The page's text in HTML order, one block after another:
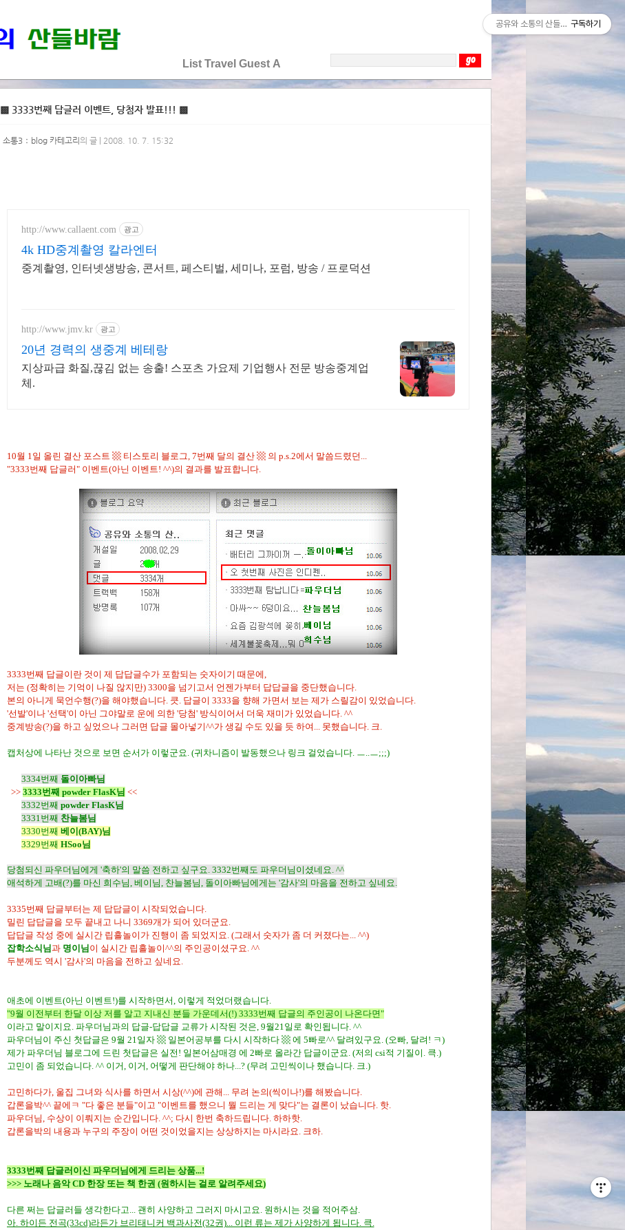
List Travel Guest A
▩ 3333번째 답글러 이벤트, 당첨자 발표!!! ▩
소통3：blog 카테고리 의 글 | 2008. 10. 7. 15:32
http://www.callaent.com 광고
4k HD중계촬영 칼라엔터
중계촬영, 인터넷생방송, 콘서트, 페스티벌, 세미나, 포럼, 방송 / 프로덕션
http://www.jmv.kr 광고
20년 경력의 생중계 베테랑
지상파급 화질,끊김 없는 송출! 스포츠 가요제 기업행사 전문 방송중계업
체.
10월 1일 올린 결산 포스트 ▩ 티스토리 블로그, 7번째 달의 결산 ▩의 p.s.2에서 말씀드렸던...
"3333번째 답글러" 이벤트(아닌 이벤트! ^^)의 결과를 발표합니다.
3333번째 답글이란 것이 제 답답글수가 포함되는 숫자이기 때문에,
저는 (정확히는 기억이 나질 않지만) 3300을 넘기고서 언젠가부터 답답글을 중단했습니다.
본의 아니게 묵언수행(?)을 해야했습니다. 큿. 답글이 3333을 향해 가면서 보는 제가 스릴감이 있었습니다.
'선발'이나 '선택'이 아닌 그야말로 운에 의한 '당첨' 방식이어서 더욱 재미가 있었습니다. ^^
중계방송(?)을 하고 싶었으나 그러면 답글 몰아넣기^^가 생길 수도 있을 듯 하여... 못했습니다. 크.
캡처상에 나타난 것으로 보면 순서가 이렇군요. (귀차니즘이 발동했으나 링크 걸었습니다. ㅡ..ㅡ;;;)
3334번째 돌이아빠님
>> 3333번째 powder FlasK님 <<
3332번째 powder FlasK님
3331번째 찬늘봄님
3330번째 베이(BAY)님
3329번째 HSoo님
당첨되신 파우더님에게 '축하'의 말씀 전하고 싶구요. 3332번째도 파우더님이셨네요. ^^
애석하게 고배(?)를 마신 희수님, 베이님, 찬늘봄님, 돌이아빠님에게는 '감사'의 마음을 전하고 싶네요.
3335번째 답글부터는 제 답답글이 시작되었습니다.
밀린 답답글을 모두 끝내고 나니 3369개가 되어 있더군요.
답답글 작성 중에 실시간 립흘놀이가 진행이 좀 되었지요. (그래서 숫자가 좀 더 커졌다는... ^^)
잡학소식님 과 명이님 이 실시간 립흘놀이^^의 주인공이셨구요. ^^
두분께도 역시 '감사'의 마음을 전하고 싶네요.
애초에 이벤트(아닌 이벤트!)를 시작하면서, 이렇게 적었더랬습니다.
"9월 이전부터 한달 이상 저를 알고 지내신 분들 가운데서(!) 3333번째 답글의 주인공이 나온다면"
이라고 말이지요. 파우더님과의 답글-답답글 교류가 시작된 것은, 9월21일로 확인됩니다. ^^
파우더님이 주신 첫답글은 9월 21일자 ▩ 일본어공부를 다시 시작하다 ▩에 5빠로^^ 달려있구요. (오빠, 달려! ㅋ)
제가 파우더님 블로그에 드린 첫답글은 실전! 일본어삼매경 에 2빠로 올라간 답글이군요. (저의 csi적 기질이. 큭.)
고민이 좀 되었습니다. ^^ 이거, 이거, 어떻게 판단해야 하나...? (무려 고민씩이나 했습니다. 크.)
고민하다가, 울집 그녀와 식사를 하면서 시상(^^)에 관해... 무려 논의(씩이나!)를 해봤습니다.
갑론을박^^ 끝에ㅋ "다 좋은 분들"이고 "이벤트를 했으니 뭘 드리는 게 맞다"는 결론이 났습니다. 핫.
파우더님, 수상이 이뤄지는 순간입니다. ^^; 다시 한번 축하드립니다. 하하핫.
갑론을박의 내용과 누구의 주장이 어떤 것이었을지는 상상하지는 마시라요. 크하.
3333번째 답글러이신 파우더님에게 드리는 상품...!
>>> 노래나 음악 CD 한장 또는 책 한권 (원하시는 걸로 알려주세요)
다른 쩌는 답글러들 생각한다고... 괜히 사양하고 그러지 마시고요. 원하시는 것을 적어주삼.
아. 하이든 전곡(33cd)라든가 브리태니커 백과사전(32권)... 이런 류는 제가 사양하게 됩니다. 큭.
공유와 소통의 산들바람구독하기